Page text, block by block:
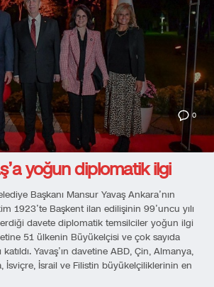
0
yoğun diplomatik ilgi
Başkanı Mansur Yavaş Ankara’nın
1923’te Başkent ilan edilişinin 99’uncu yılı
davete diplomatik temsilciler yoğun ilgi
51 ülkenin Büyükelçisi ve çok sayıda
Yavaş’ın davetine ABD, Çin, Almanya,
İsviçre, İsrail ve Filistin büyükelçiliklerinin en